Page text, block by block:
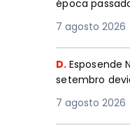
época
7 agosto 2026
D. Esposende
setembro
7 agosto 2026